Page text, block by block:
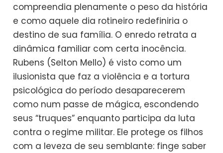
compreendia plenamente o peso da história
e como aquele dia rotineiro redefiniria o
destino de sua família. O enredo retrata a
dinâmica familiar com certa inocência.
Rubens (Selton Mello) é visto como um
ilusionista que faz a violência e a tortura
psicológica do período desaparecerem
como num passe de mágica, escondendo
seus “truques” enquanto participa da luta
contra o regime militar. Ele protege os filhos
com a leveza de seu semblante: finge saber